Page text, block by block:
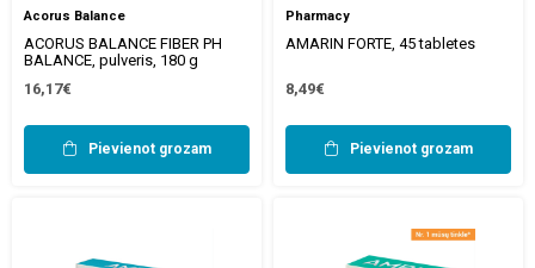
Acorus Balance
ACORUS BALANCE FIBER PH
BALANCE, pulveris, 180 g
16,17€
Pievienot grozam
Pharmacy
AMARIN FORTE, 45 tabletes
8,49€
Pievienot grozam